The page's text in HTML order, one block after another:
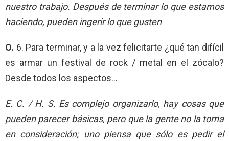
nuestro trabajo. Después de terminar lo que estamos
haciendo, pueden ingerir lo que gusten
O. 6. Para terminar, y a la vez felicitarte ¿qué tan difícil
es armar un festival de rock / metal en el zócalo?
Desde todos los aspectos…
E. C. / H. S. Es complejo organizarlo, hay cosas que
pueden parecer básicas, pero que la gente no la toma
en consideración; uno piensa que sólo es pedir el